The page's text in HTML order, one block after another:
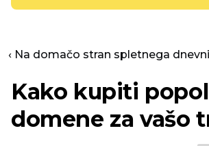
‹ Na domačo stran spletnega
Kako kupiti
domene za vašo